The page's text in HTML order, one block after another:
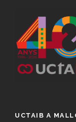
UCTAIB A